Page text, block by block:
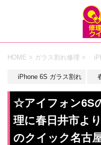
HOME > ガラス割れ修理 >
iPhone 6S ガラス割れ
☆アイフォン6S
理に春日井市よ
のクイック名古